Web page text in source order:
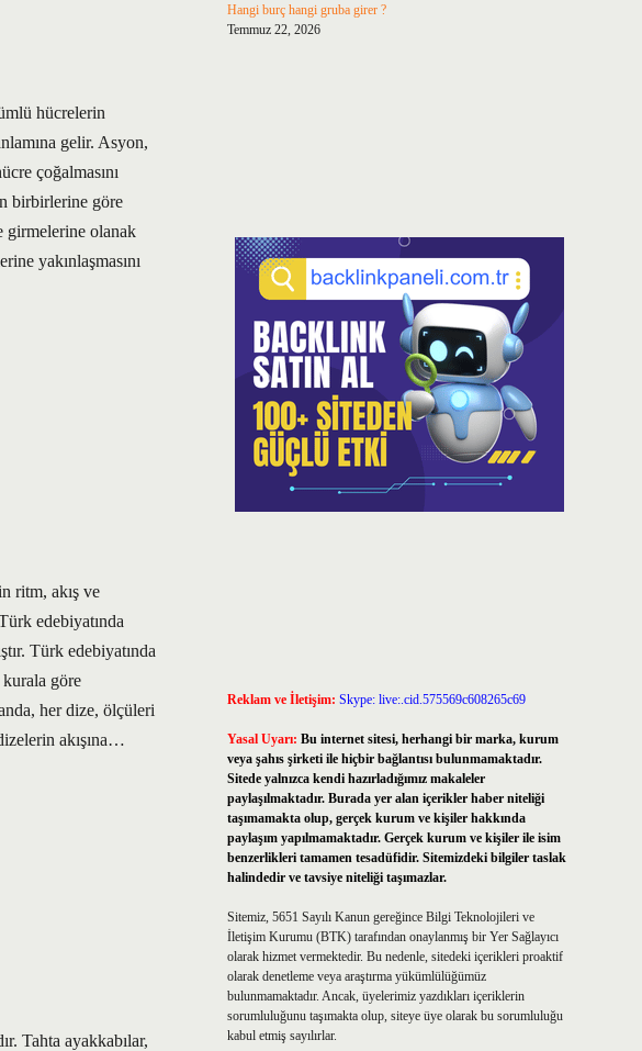
hücrelerin
gelir. Asyon,
çoğalmasını
birbirlerine göre
girmelerine olanak
yakınlaşmasını
ritm, akış ve
edebiyatında
Türk edebiyatında
göre
her dize, ölçüleri
akışına…
Tahta ayakkabılar,
Hangi burç hangi gruba girer ?
Temmuz 22, 2026
Reklam ve İletişim: Skype: live:.cid.575569c608265c69
Yasal Uyarı: Bu internet sitesi, herhangi bir marka, kurum
veya şahıs şirketi ile hiçbir bağlantısı bulunmamaktadır.
Sitede yalnızca kendi hazırladığımız makaleler
paylaşılmaktadır. Burada yer alan içerikler haber niteliği
taşımamakta olup, gerçek kurum ve kişiler hakkında
paylaşım yapılmamaktadır. Gerçek kurum ve kişiler ile isim
benzerlikleri tamamen tesadüfidir. Sitemizdeki bilgiler taslak
halindedir ve tavsiye niteliği taşımazlar.
Sitemiz, 5651 Sayılı Kanun gereğince Bilgi Teknolojileri ve
İletişim Kurumu (BTK) tarafından onaylanmış bir Yer Sağlayıcı
olarak hizmet vermektedir. Bu nedenle, sitedeki içerikleri proaktif
olarak denetleme veya araştırma yükümlülüğümüz
bulunmamaktadır. Ancak, üyelerimiz yazdıkları içeriklerin
sorumluluğunu taşımakta olup, siteye üye olarak bu sorumluluğu
kabul etmiş sayılırlar.